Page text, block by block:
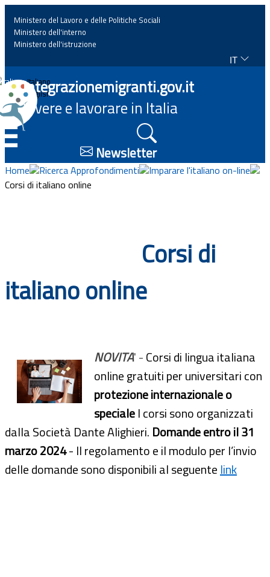
Home
News
Approfondimenti
Eventi
Documenti
Ministero del Lavoro e delle Politiche Sociali
Ministero dell'interno
Ministero dell'istruzione
IT
Italiano
English
Integrazionemigranti.gov.it
Vivere e lavorare in Italia
Newsletter
Home Ricerca Approfondimenti
Imparare l'italiano on-line
Corsi di italiano online
Corsi di
italiano online
NOVITA' -Corsi di lingua italiana
online gratuiti per universitari con
protezione internazionale o
specialeI corsi sono organizzati
dalla Società Dante Alighieri. Domande entro il 31
marzo 2024- Il regolamento e il modulo per l’invio
delle domande sono disponibili al seguente link